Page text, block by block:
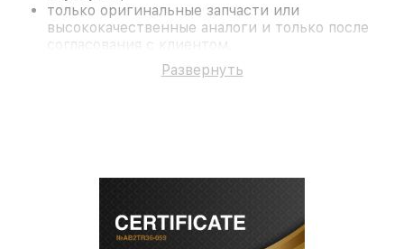
только оригинальные запчасти или
высококачественные аналоги и только после
согласования с клиентом.
На все работы и замененные комплектующие
предоставляется длительная гарантия. В случае
современное оборудование и
лицензированное ПО в ремонтно-
Развернуть